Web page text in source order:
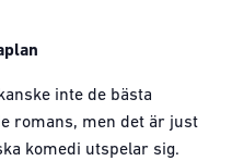
inte de bästa
romans, men det är just
komedi utspelar sig.